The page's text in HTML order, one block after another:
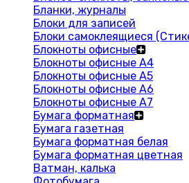
Бланки, журналы
Блоки для записей
Блоки самоклеящиеся
Блокноты офисные
Блокноты офисные A4
Блокноты офисные A5
Блокноты офисные A6
Блокноты офисные A7
Бумага форматная
Бумага газетная
Бумага форматная белая
Бумага форматная цветная
Ватман, калька